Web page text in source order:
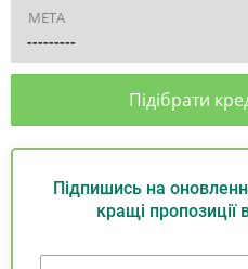
МЕТА
Підібрати
Підпишись на
кращі пропозиції